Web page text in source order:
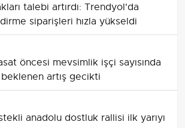
talebi artırdı: Trendyol'da
siparişleri hızla yükseldi
öncesi mevsimlik işçi sayısında
beklenen artış gecikti
anadolu dostluk rallisi ilk yarıyı